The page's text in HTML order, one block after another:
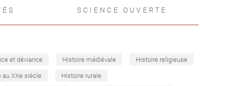
SCIENCE OUVERTE
et déviance Histoire médiévale Histoire religieuse
au XXe siècle Histoire rurale